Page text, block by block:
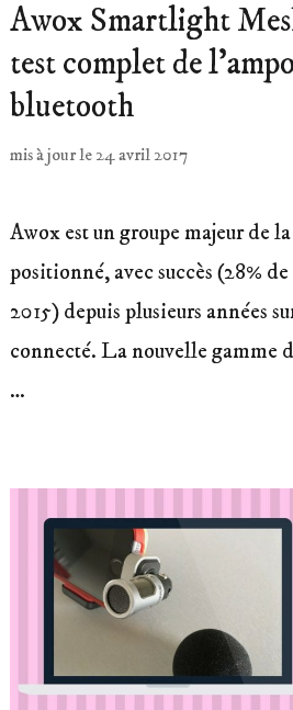
Awox Smartlight
test complet de
bluetooth
mis à jour le 24 avril 2017
Awox est un groupe majeur de
positionné, avec succès (28%
2015) depuis plusieurs années
connecté. La nouvelle gamme
…